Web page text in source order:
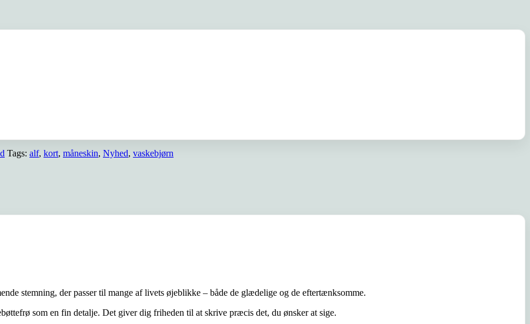
Tags: alf, kort, måneskin, Nyhed, vaskebjørn
stemning, der passer til mange af livets øjeblikke – både de glædelige og de eftertænksomme.
som en fin detalje. Det giver dig friheden til at skrive præcis det, du ønsker at sige.